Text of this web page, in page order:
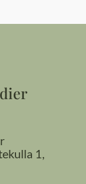
1,